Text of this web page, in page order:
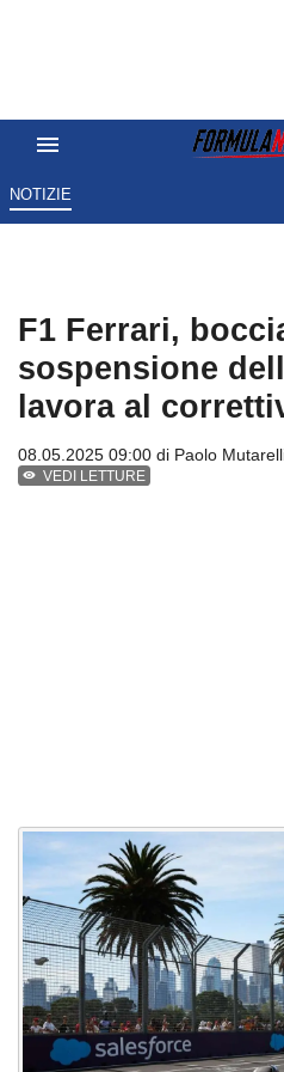
NOTIZIE
F1 Ferrari,
sospensione
lavora al
08.05.2025 09:00 di Paolo
VEDI LETTURE